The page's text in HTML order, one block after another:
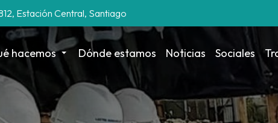
Estación Central, Santiago
hacemos Dónde estamos Noticias Sociales